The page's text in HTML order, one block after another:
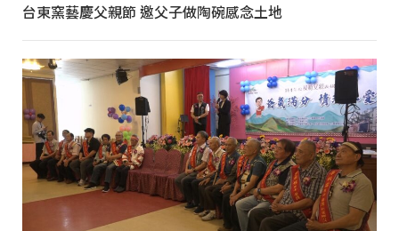
台東窯藝慶父親節 邀父子做陶碗感念土地